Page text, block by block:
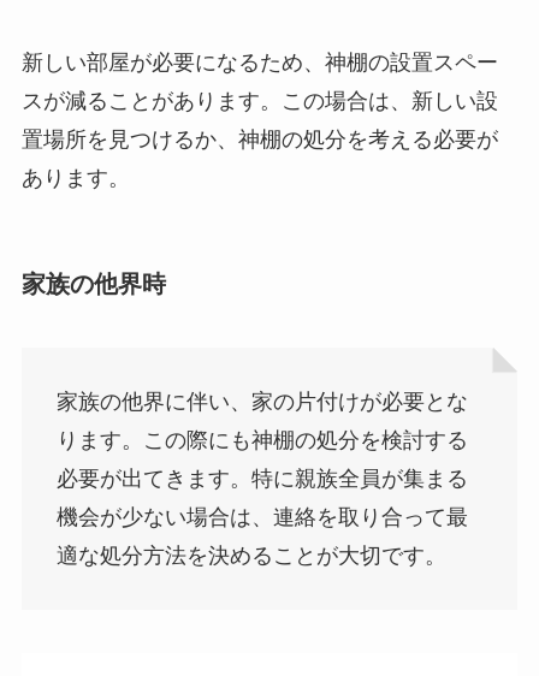
新しい部屋が必要になるため、神棚の設置スペー
スが減ることがあります。この場合は、新しい設
置場所を見つけるか、神棚の処分を考える必要が
あります。
家族の他界時
家族の他界に伴い、家の片付けが必要とな
ります。この際にも神棚の処分を検討する
必要が出てきます。特に親族全員が集まる
機会が少ない場合は、連絡を取り合って最
適な処分方法を決めることが大切です。